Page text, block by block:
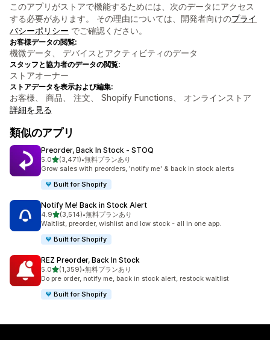
このアプリがストアで機能するためには、次のデータにアクセス
する必要があります。 その理由については、開発者向けのプライ
バシーポリシー でご確認ください。
お客様データの閲覧:
機微データ、 デバイスとアクティビティのデータ
スタッフと協力者のデータの閲覧:
ストアオーナー
ストアデータを表示および編集:
お客様、 商品、 注文、 Shopify Functions、 オンラインストア
詳細を見る
類似のアプリ
Preorder, Back In Stock ‑ STOQ
5.05つ星中
(3,471)
合計レビュー数：3471件
•無料プランあり
Grow sales with preorders, 'notify me' & back in stock alerts
Built for Shopify
Notify Me! Back in Stock Alert
4.95つ星中
(3,514)
合計レビュー数：3514件
•無料プランあり
Waitlist, preorder, wishlist and low stock - all in one app.
Built for Shopify
REZ Preorder, Back In Stock
5.05つ星中
(1,359)
合計レビュー数：1359件
•無料プランあり
Do pre order, notify me, back in stock alert, restock waitlist
Built for Shopify